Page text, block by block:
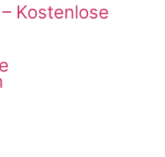
Kostenlose